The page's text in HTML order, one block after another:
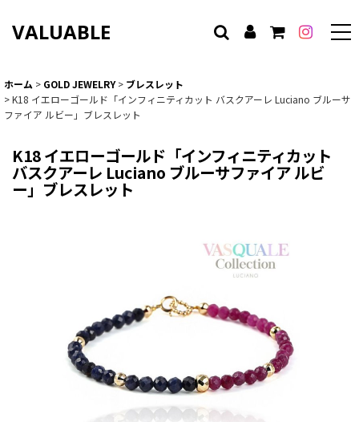
VALUABLE
ホーム > GOLD JEWELRY > ブレスレット
>K18 イエローゴールド「インフィニティカット バスクアーレ Luciano ブルーサ
ファイア ルビー」ブレスレット
K18 イエローゴールド「インフィニティカット
バスクアーレ Luciano ブルーサファイア ルビ
ー」ブレスレット